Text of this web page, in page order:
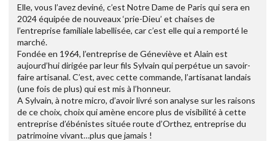
Elle, vous l’avez deviné, c’est Notre Dame de Paris qui sera en
2024 équipée de nouveaux ‘prie-Dieu’ et chaises de
l’entreprise familiale labellisée, car c’est elle qui a remporté le
marché.
Fondée en 1964, l’entreprise de Géneviève et Alain est
aujourd’hui dirigée par leur fils Sylvain qui perpétue un savoir-
faire artisanal. C’est, avec cette commande, l’artisanat landais
(une fois de plus) qui est mis à l’honneur.
A Sylvain, à notre micro, d’avoir livré son analyse sur les raisons
de ce choix, choix qui amène encore plus de visibilité à cette
entreprise d’ébénistes située route d’Orthez, entreprise du
patrimoine vivant…plus que jamais !